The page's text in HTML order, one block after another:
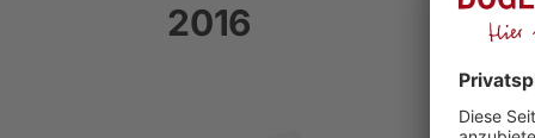
2016